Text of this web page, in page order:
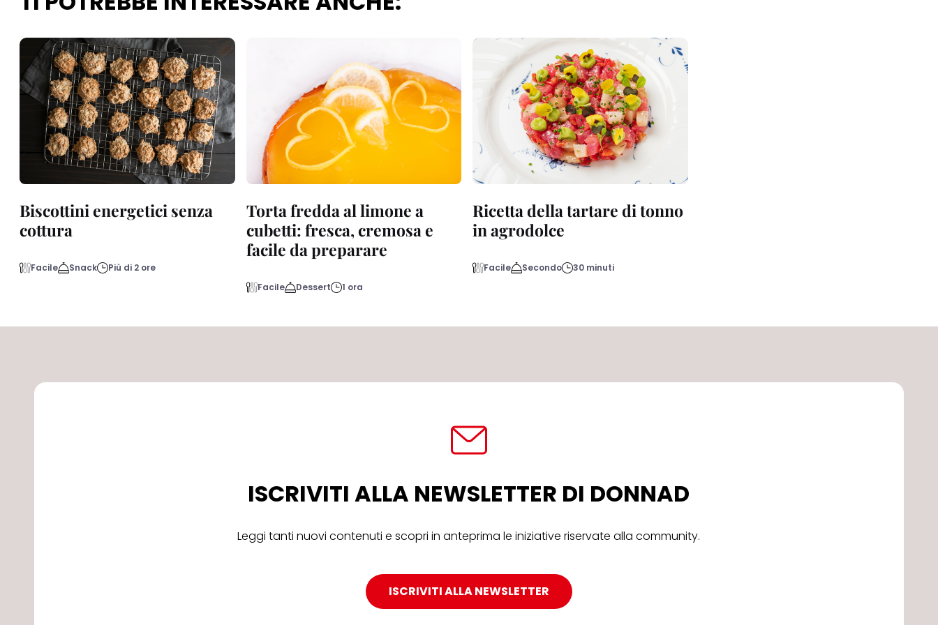
Biscottini energetici senza
cottura
Facile Snack Più di 2 ore
Torta fredda al limone a
cubetti: fresca, cremosa e
facile da preparare
Facile Dessert 1 ora
Ricetta della tartare di tonno
in agrodolce
Facile Secondo 30 minuti
ISCRIVITI ALLA NEWSLETTER DI DONNAD
Leggi tanti nuovi contenuti e scopri in anteprima le iniziative riservate alla community.
ISCRIVITI ALLA NEWSLETTER